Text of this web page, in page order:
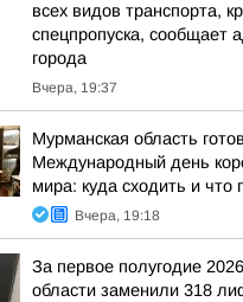
всех видов транспорта,
спецпропуска, сообщает
города
Вчера, 19:37
Мурманская область
Международный день
мира: куда сходить и что
Вчера, 19:18
За первое полугодие
области заменили 318